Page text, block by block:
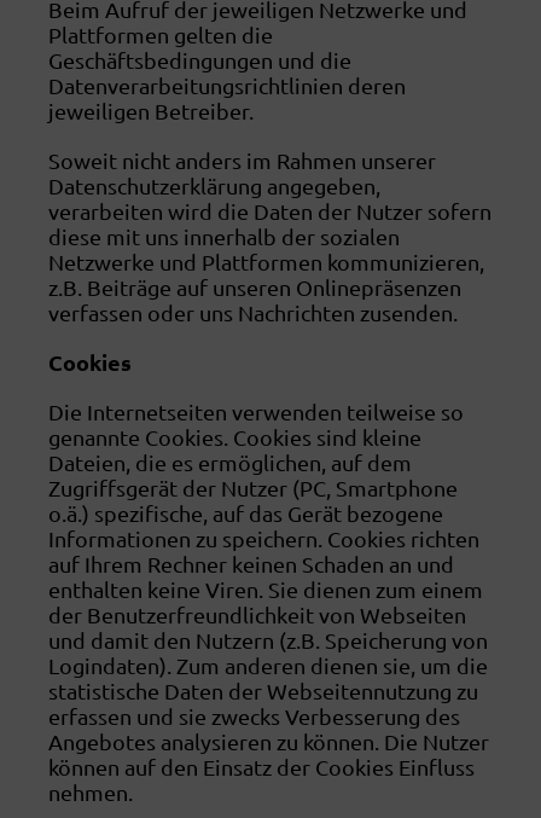
Beim Aufruf der jeweiligen Netzwerke und
Plattformen gelten die
Geschäftsbedingungen und die
Datenverarbeitungsrichtlinien deren
jeweiligen Betreiber.
Soweit nicht anders im Rahmen unserer
Datenschutzerklärung angegeben,
verarbeiten wird die Daten der Nutzer sofern
diese mit uns innerhalb der sozialen
Netzwerke und Plattformen kommunizieren,
z.B. Beiträge auf unseren Onlinepräsenzen
verfassen oder uns Nachrichten zusenden.
Cookies
Die Internetseiten verwenden teilweise so
genannte Cookies. Cookies sind kleine
Dateien, die es ermöglichen, auf dem
Zugriffsgerät der Nutzer (PC, Smartphone
o.ä.) spezifische, auf das Gerät bezogene
Informationen zu speichern. Cookies richten
auf Ihrem Rechner keinen Schaden an und
enthalten keine Viren. Sie dienen zum einem
der Benutzerfreundlichkeit von Webseiten
und damit den Nutzern (z.B. Speicherung von
Logindaten). Zum anderen dienen sie, um die
statistische Daten der Webseitennutzung zu
erfassen und sie zwecks Verbesserung des
Angebotes analysieren zu können. Die Nutzer
können auf den Einsatz der Cookies Einfluss
nehmen.